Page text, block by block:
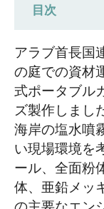
目次
調達要件：
防止
ポータブ
マイズ設
ティング
軟弱地盤
沿岸環境
アラブ首長国
の庭での資材
式ポータブル
ズ製作しまし
海岸の塩水噴
い現場環境を
ール、全面粉
体、亜鉛メッ